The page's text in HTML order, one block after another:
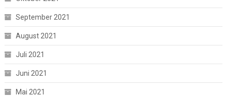
September 2021
August 2021
Juli 2021
Juni 2021
Mai 2021